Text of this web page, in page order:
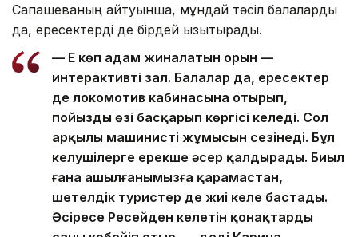
Сапашеваның айтуынша, мұндай тәсіл балаларды
да, ересектерді де бірдей қызықтырады.
— Ең көп адам жиналатын орын —
интерактивті зал. Балалар да, ересектер
де локомотив кабинасына отырып,
пойызды өзі басқарып көргісі келеді. Сол
арқылы машинистің жұмысын сезінеді. Бұл
келушілерге ерекше әсер қалдырады. Биыл
ғана ашылғанымызға қарамастан,
шетелдік туристер де жиі келе бастады.
Әсіресе Ресейден келетін қонақтардың